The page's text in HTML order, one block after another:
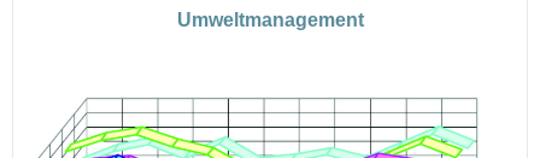
Umweltmanagement